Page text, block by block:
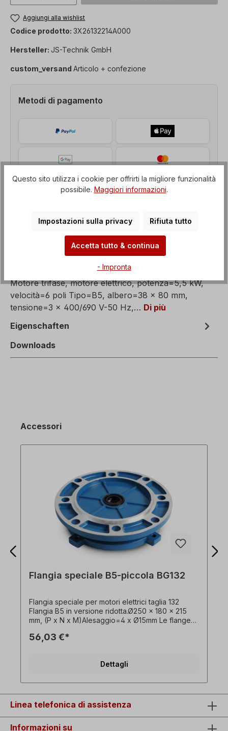
Aggiungi alla wishlist
Codice prodotto: 3X26132214A000
Hersteller: JS-Technik GmbH
custom_versand Articolo + confezione
Metodi di pagamento
Motore trifase, motore elettrico, potenza=5,5 kW,
velocità=6 poli Tipo=B5, albero=38 x 80 mm,
tensione=3 x 400/690 V-50 Hz,… Di più
Eigenschaften
Downloads
Accessori
Flangia speciale B5-piccola BG132
Flangia speciale per motori elettrici taglia 132
Flangia B5 in versione ridotta.Ø250 x 180 x 215
mm, (P x N x M)Alesaggio=4 x Ø15mm Le flange
solo sovrapprezzo in cambio - non disponibili
56,03 €*
Dettagli
Linea telefonica di assistenza
Informazioni su
Questo sito utilizza i cookie per offrirti la migliore funzionalità
possibile. Maggiori informazioni.
Impostazioni sulla privacy Rifiuta tutto
Accetta tutto & continua
- Impronta